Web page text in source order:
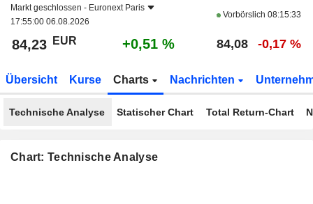
Markt geschlossen - Euronext Paris
17:55:00 06.08.2026
Vorbörslich 08:15:33
84,23 EUR +0,51 % 84,08 -0,17 %
Übersicht Kurse Charts Nachrichten
Technische Analyse Statischer Chart Total Return-Chart
Chart: Technische Analyse